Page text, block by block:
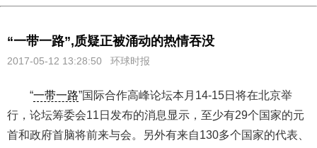
“一带一路”,质疑正被涌动的热情吞没
2017-05-12 13:28:50 环球时报
“一带一路”国际合作高峰论坛本月14-15日将在北京举
行，论坛筹委会11日发布的消息显示，至少有29个国家的元
首和政府首脑将前来与会。另外有来自130多个国家的代表、